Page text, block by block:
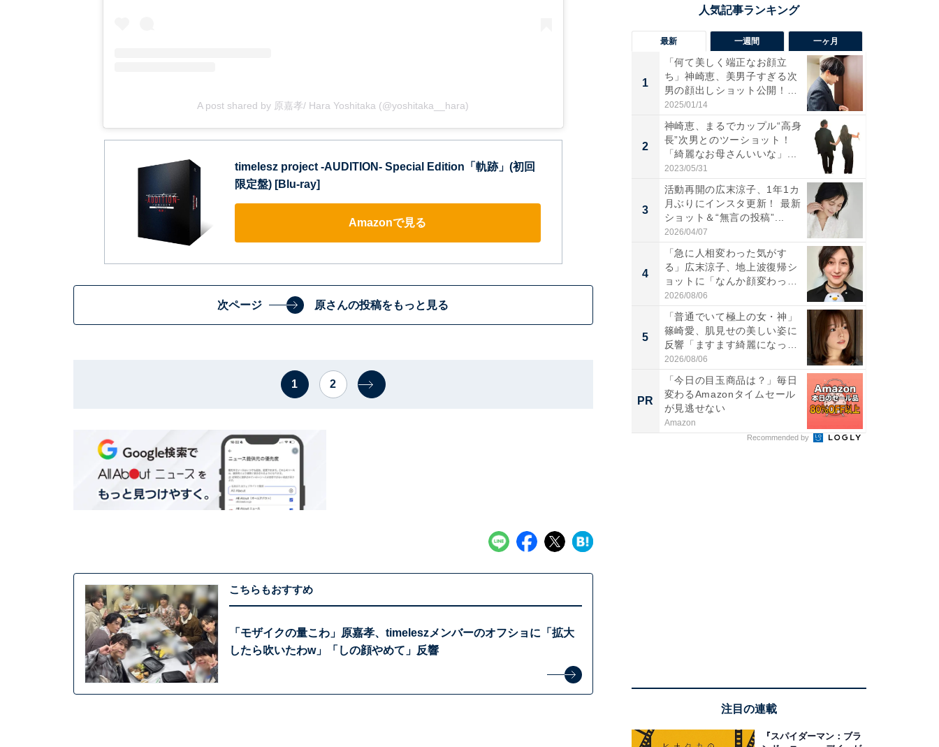
A post shared by 原嘉孝/ Hara Yoshitaka (@yoshitaka__hara)
timelesz project -AUDITION- Special Edition「軌跡」(初回
限定盤) [Blu-ray]
Amazonで見る
次ページ 原さんの投稿をもっと見る
1 2
こちらもおすすめ
「モザイクの量こわ」原嘉孝、timeleszメンバーのオフショに「拡大
したら吹いたわw」「しの顔やめて」反響
最新 一週間 一ヶ月
1
「何て美しく端正なお顔立
ち」神崎恵、美男子すぎる次
男の顔出しショット公開！
「め...
2025/01/14
2
神崎恵、まるでカップル“高身
長”次男とのツーショット！
「綺麗なお母さんいいな」...
2023/05/31
3
活動再開の広末涼子、1年1カ
月ぶりにインスタ更新！ 最新
ショット＆“無言の投稿”...
2026/04/07
4
「急に人相変わった気がす
る」広末涼子、地上波復帰シ
ョットに「なんか顔変わっ
た」の...
2026/08/06
5
「普通でいて極上の女・神」
篠崎愛、肌見せの美しい姿に
反響「ますます綺麗になって
い...
2026/08/06
PR
「今日の目玉商品は？」毎日
変わるAmazonタイムセール
が見逃せない
Amazon
Recommended by
注目の連載
『スパイダーマン：ブラ